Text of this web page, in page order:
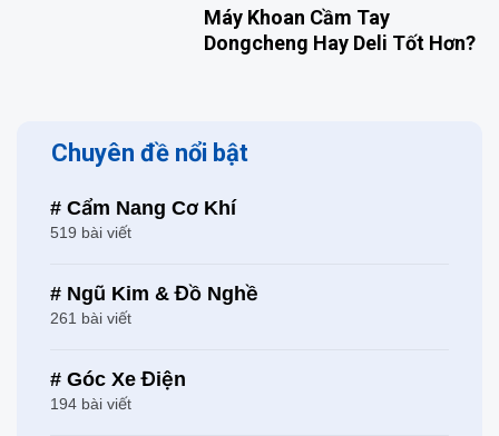
Máy Khoan Cầm Tay
Dongcheng Hay Deli Tốt Hơn?
Chuyên đề nổi bật
# Cẩm Nang Cơ Khí
519 bài viết
# Ngũ Kim & Đồ Nghề
261 bài viết
# Góc Xe Điện
194 bài viết